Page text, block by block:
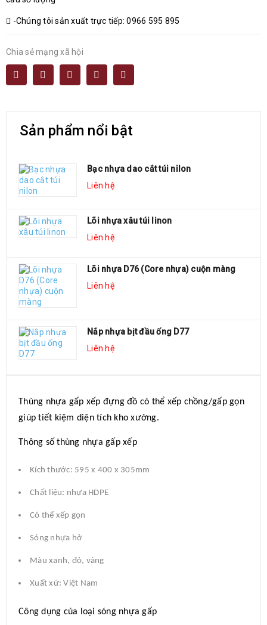
-Chúng tôi sản xuất trực tiếp: 0966 595 895
Chia sẻ mạng xã hội
Sản phẩm nổi bật
Bạc nhựa dao cắt túi nilon
Liên hệ
Lõi nhựa xâu túi linon
Liên hệ
Lõi nhựa D76 (Core nhựa) cuộn màng
Liên hệ
Nắp nhựa bịt đầu ống D77
Liên hệ
Thùng nhựa gấp xếp đựng đồ có thể xếp chồng/gấp gọn
giúp tiết kiệm diện tích kho xưởng.
Thông số thùng nhựa gấp xếp
Kích thước: 595 x 400 x 305mm
Chất liệu: nhựa HDPE
Có thể xếp gọn
Sóng nhựa hở
Màu xanh, đỏ, vàng
Xuất xứ: Việt Nam
Công dụng của loại sóng nhựa gấp